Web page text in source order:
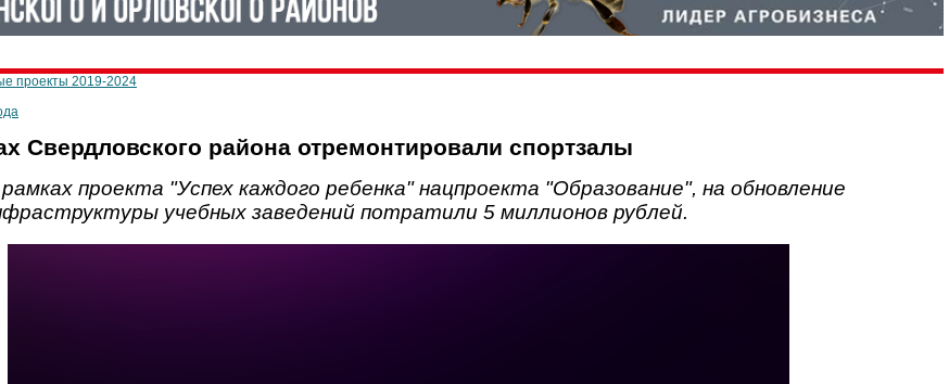
проекты 2019-2024
Свердловского района отремонтировали спортзалы
проекта "Успех каждого ребенка" нацпроекта "Образование", на обновление
учебных заведений потратили 5 миллионов рублей.